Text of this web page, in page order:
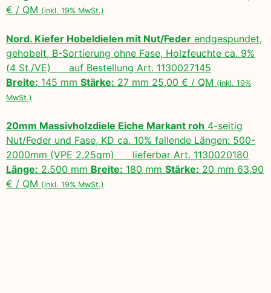
€ / QM (inkl. 19% MwSt.)
Nord. Kiefer Hobeldielen mit Nut/Feder endgespundet,
gehobelt, B-Sortierung ohne Fase, Holzfeuchte ca. 9%
(4 St./VE) auf Bestellung Art. 1130027145
Breite: 145 mm Stärke: 27 mm 25,00 € / QM (inkl. 19%
MwSt.)
20mm Massivholzdiele Eiche Markant roh 4-seitig
Nut/Feder und Fase, KD ca. 10% fallende Längen: 500-
2000mm (VPE 2,25qm) lieferbar Art. 1130020180
Länge: 2.500 mm Breite: 180 mm Stärke: 20 mm 63,90
€ / QM (inkl. 19% MwSt.)